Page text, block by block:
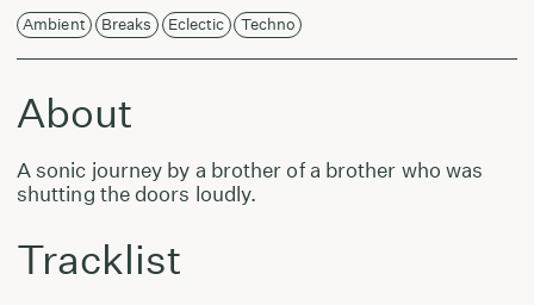
Ambient Breaks Eclectic Techno
About
A sonic journey by a brother of a brother who was
shutting the doors loudly.
Tracklist